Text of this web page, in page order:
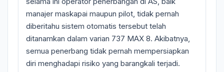
manajer maskapai maupun pilot, tidak pernah
diberitahu sistem otomatis tersebut telah
ditanamkan dalam varian 737 MAX 8. Akibatnya,
semua penerbang tidak pernah mempersiapkan
diri menghadapi risiko yang barangkali terjadi.